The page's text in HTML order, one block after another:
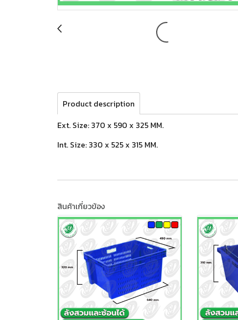
Product description
Ext. Size: 370 x 590 x 325 MM.
Int. Size: 330 x 525 x 315 MM.
สินค้าเกี่ยวข้อง